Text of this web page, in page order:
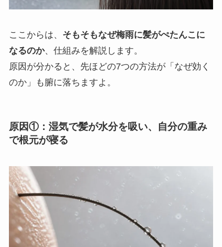
ここからは、 そもそもなぜ梅雨に髪がぺたんこに
なるのか、仕組みを解説します。
原因が分かると、先ほどの7つの方法が「なぜ効く
のか」も腑に落ちますよ。
原因①：湿気で髪が水分を吸い、自分の重み
で根元が寝る